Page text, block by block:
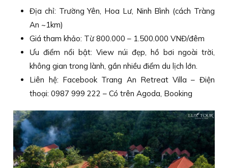
Địa chỉ: Trường Yên, Hoa Lư, Ninh Bình (cách Tràng
An ~1km)
Giá tham khảo: Từ 800.000 – 1.500.000 VNĐ/đêm
Ưu điểm nổi bật: View núi đẹp, hồ bơi ngoài trời,
không gian trong lành, gần nhiều điểm du lịch lớn.
Liên hệ: Facebook Trang An Retreat Villa – Điện
thoại: 0987 999 222 – Có trên Agoda, Booking